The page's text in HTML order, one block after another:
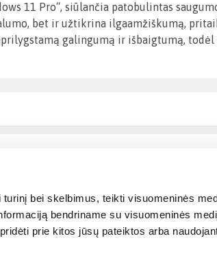
bei skelbimus, teikti visuomeninės
bendriname su visuomeninės
prie kitos jūsų pateiktos arba
11 Pro“, siūlančia patobulintas
bet ir užtikrina ilgaamžiškumą,
galingumą ir išbaigtumą,